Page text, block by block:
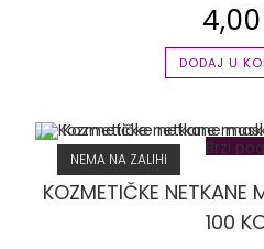
4,00
DODAJ U
NEMA NA ZALIHI
Brzi
KOZMETIČKE NETKANE
100